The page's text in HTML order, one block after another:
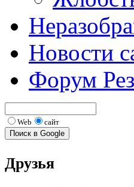
Новости
Форум
Web сайт
Друзья